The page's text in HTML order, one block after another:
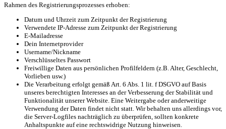
Rahmen des Registrierungsprozesses erhoben:
Datum und Uhrzeit zum Zeitpunkt der Registrierung
Verwendete IP-Adresse zum Zeitpunkt der Registrierung
E-Mailadresse
Dein Internetprovider
Username/Nickname
Verschlüsseltes Passwort
Freiwillige Daten aus persönlichen Profilfeldern (z.B. Alter, Geschlecht,
Vorlieben usw.)
Die Verarbeitung erfolgt gemäß Art. 6 Abs. 1 lit. f DSGVO auf Basis
unseres berechtigten Interesses an der Verbesserung der Stabilität und
Funktionalität unserer Website. Eine Weitergabe oder anderweitige
Verwendung der Daten findet nicht statt. Wir behalten uns allerdings vor,
die Server-Logfiles nachträglich zu überprüfen, sollten konkrete
Anhaltspunkte auf eine rechtswidrige Nutzung hinweisen.